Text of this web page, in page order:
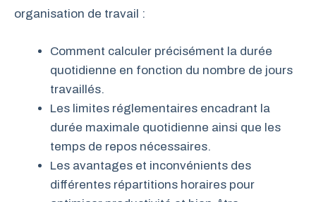
organisation de travail :
Comment calculer précisément la durée
quotidienne en fonction du nombre de jours
travaillés.
Les limites réglementaires encadrant la
durée maximale quotidienne ainsi que les
temps de repos nécessaires.
Les avantages et inconvénients des
différentes répartitions horaires pour